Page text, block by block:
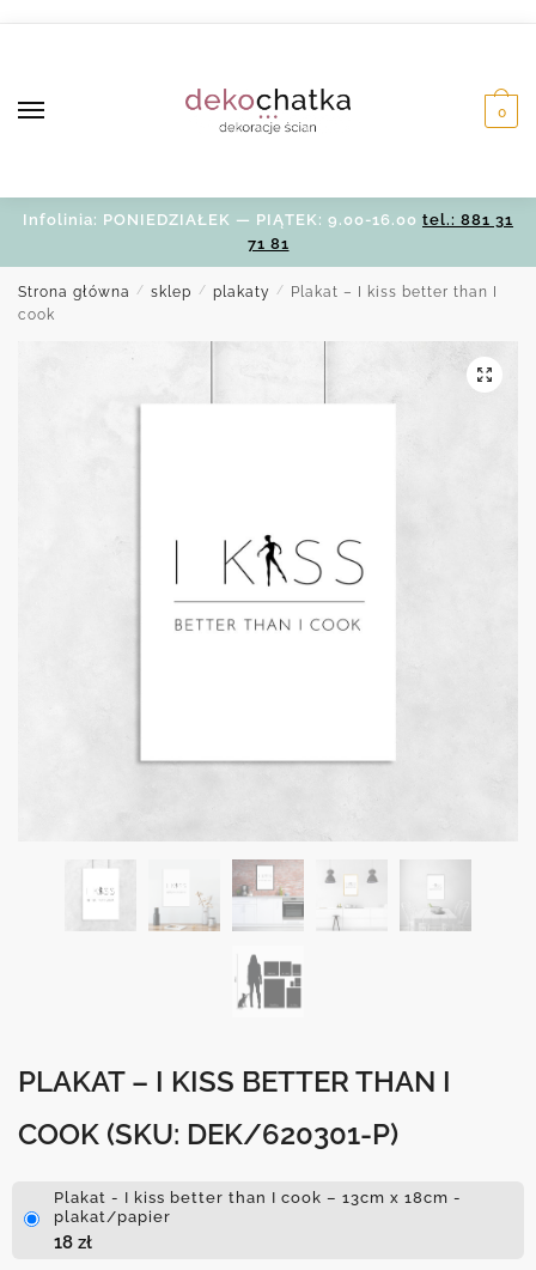
0
Infolinia: PONIEDZIAŁEK — PIĄTEK: 9.00-16.00 tel.: 881 31
71 81
Strona główna / sklep / plakaty /
Plakat – I kiss better than I
cook
PLAKAT – I KISS BETTER THAN I
COOK (SKU: DEK/620301-P)
Plakat - I kiss better than I cook – 13cm x 18cm -
plakat/papier
18 zł